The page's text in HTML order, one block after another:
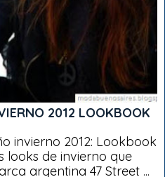
2012 LOOKBOOK
invierno 2012: Lookbook
looks de invierno que
argentina 47 Street ...